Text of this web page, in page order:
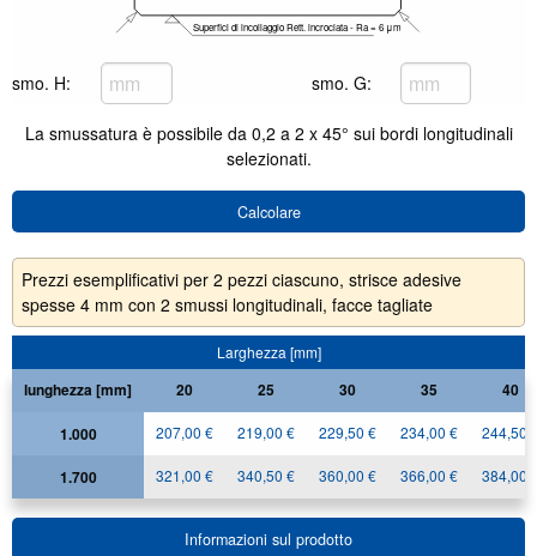
Superfici di incollaggio Rett. incrociata - Ra = 6 μm
smo. H: smo. G:
La smussatura è possibile da 0,2 a 2 x 45° sui bordi longitudinali
selezionati.
Prezzi esemplificativi per 2 pezzi ciascuno, strisce adesive
spesse 4 mm con 2 smussi longitudinali, facce tagliate
Larghezza [mm]
lunghezza [mm] 20 25 30 35 40
1.000 207,00 € 219,00 € 229,50 € 234,00 € 244,50
1.700 321,00 € 340,50 € 360,00 € 366,00 € 384,00
Informazioni sul prodotto